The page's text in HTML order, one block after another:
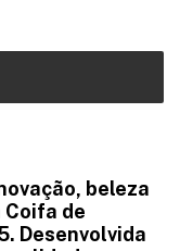
beleza
de
Desenvolvida